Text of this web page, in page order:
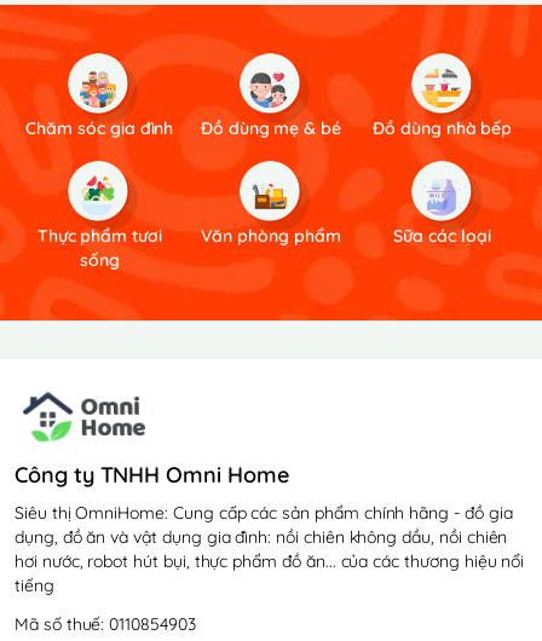
Chăm sóc gia đình Đồ dùng mẹ & bé Đồ dùng nhà bếp
Thực phẩm tươi
sống
Văn phòng phẩm Sữa các loại
Công ty TNHH Omni Home
Siêu thị OmniHome: Cung cấp các sản phẩm chính hãng - đồ gia
dụng, đồ ăn và vật dụng gia đình: nồi chiên không dầu, nồi chiên
hơi nước, robot hút bụi, thực phẩm đồ ăn... của các thương hiệu nổi
tiếng
Mã số thuế: 0110854903